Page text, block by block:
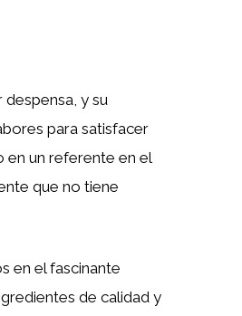
y su
para satisfacer
en un referente en el
que no tiene
en el fascinante
de calidad y